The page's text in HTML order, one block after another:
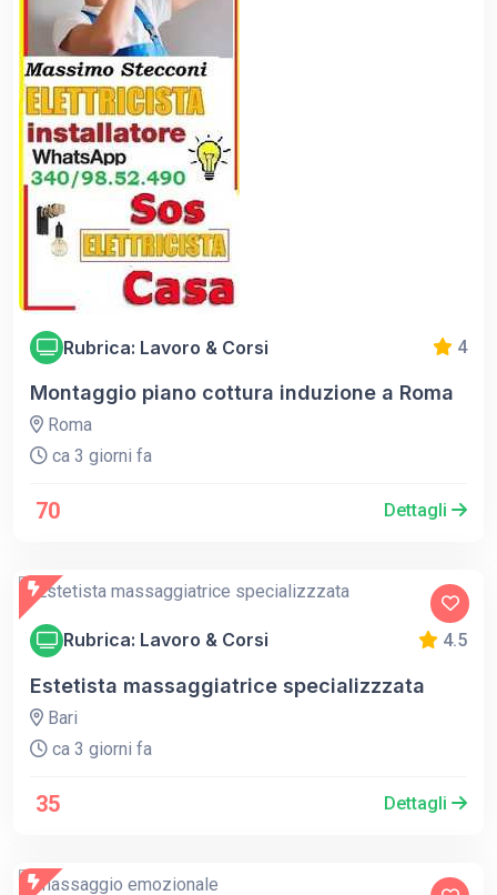
Rubrica: Lavoro & Corsi 4
Montaggio piano cottura induzione a Roma
Roma
ca 3 giorni fa
70 Dettagli
Rubrica: Lavoro & Corsi 4.5
Estetista massaggiatrice specializzzata
Bari
ca 3 giorni fa
35 Dettagli